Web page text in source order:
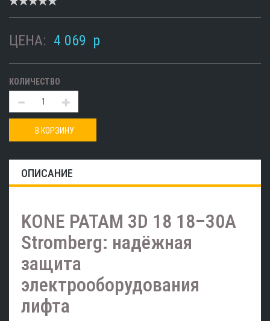
ЦЕНА: 4 069 p
КОЛИЧЕСТВО
В КОРЗИНУ
ОПИСАНИЕ
KONE PATAM 3D 18 18–30A
Stromberg: надёжная
защита
электрооборудования
лифта